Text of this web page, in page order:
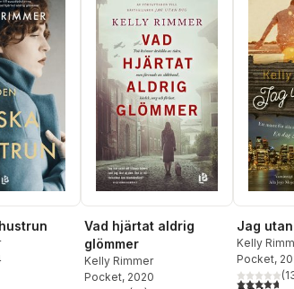
Totalt antal röster:
Vad hjärtat aldrig
glömmer
Kelly Rimmer
Pocket, 2020
Jag
Kelly
Pocket,
4,7utav 5(